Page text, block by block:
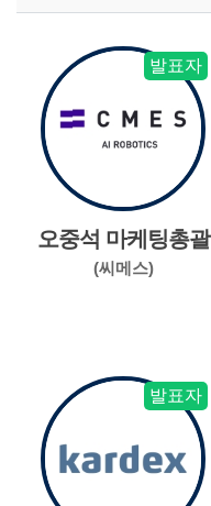
발표자
오중석 마케팅총괄
(씨메스)
발표자